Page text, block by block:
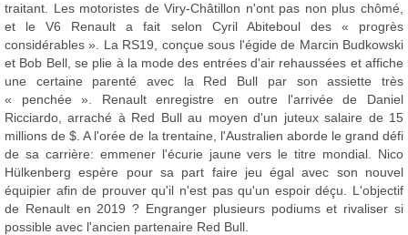
traitant. Les motoristes de Viry-Châtillon n'ont pas non plus chômé,
et le V6 Renault a fait selon Cyril Abiteboul des « progrès
considérables ». La RS19, conçue sous l'égide de Marcin Budkowski
et Bob Bell, se plie à la mode des entrées d'air rehaussées et affiche
une certaine parenté avec la Red Bull par son assiette très
« penchée ». Renault enregistre en outre l'arrivée de Daniel
Ricciardo, arraché à Red Bull au moyen d'un juteux salaire de 15
millions de $. A l'orée de la trentaine, l'Australien aborde le grand défi
de sa carrière: emmener l'écurie jaune vers le titre mondial. Nico
Hülkenberg espère pour sa part faire jeu égal avec son nouvel
équipier afin de prouver qu'il n'est pas qu'un espoir déçu. L'objectif
de Renault en 2019 ? Engranger plusieurs podiums et rivaliser si
possible avec l'ancien partenaire Red Bull.